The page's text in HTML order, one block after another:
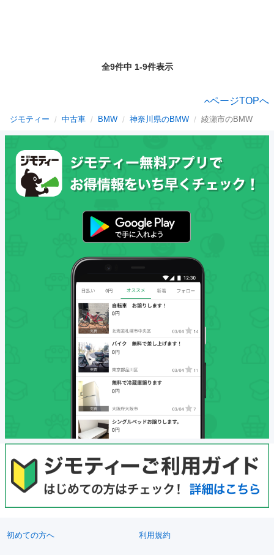
全9件中 1-9件表示
ページTOPへ
ジモティー 中古車 BMW 神奈川県のBMW 綾瀬市のBMW
初めての方へ 利用規約